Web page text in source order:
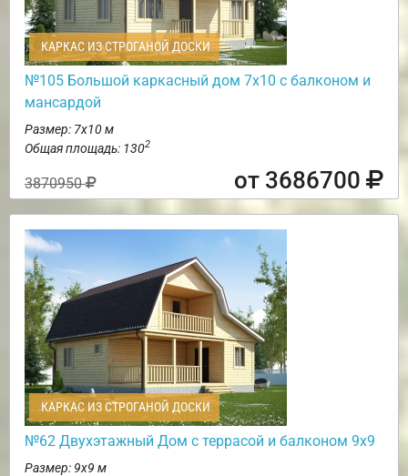
КАРКАС ИЗ СТРОГАНОЙ ДОСКИ
№105 Большой каркасный дом 7х10 с балконом и
мансардой
Размер: 7х10 м
Общая площадь: 1302
3870950 от 3686700
КАРКАС ИЗ СТРОГАНОЙ ДОСКИ
№62 Двухэтажный Дом с террасой и балконом 9х9
Размер: 9х9 м